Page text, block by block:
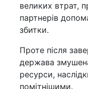
великих втрат,
партнерів
збитки.
Проте після
держава
ресурси,
помітнішими.